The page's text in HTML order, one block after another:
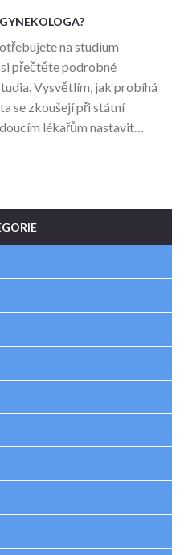
na studium
přečtěte podrobné
Vysvětlím, jak probíhá
se zkoušejí při státní
lékařům nastavit